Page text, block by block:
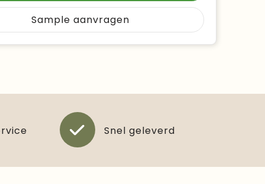
Sample aanvragen
Snel geleverd